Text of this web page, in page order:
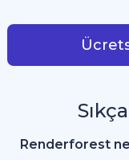
Renderforest